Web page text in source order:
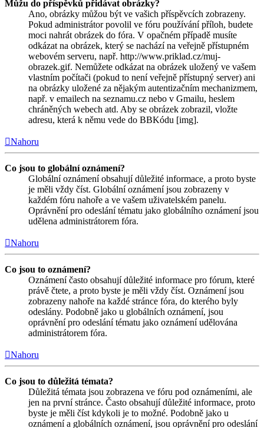
Můžu do příspěvků přidávat obrázky?
Ano, obrázky můžou být ve vašich příspěvcích zobrazeny.
Pokud administrátor povolil ve fóru používání příloh, budete
moci nahrát obrázek do fóra. V opačném případě musíte
odkázat na obrázek, který se nachází na veřejně přístupném
webovém serveru, např. http://www.priklad.cz/muj-
obrazek.gif. Nemůžete odkázat na obrázek uložený ve vašem
vlastním počítači (pokud to není veřejně přístupný server) ani
na obrázky uložené za nějakým autentizačním mechanizmem,
např. v emailech na seznamu.cz nebo v Gmailu, heslem
chráněných webech atd. Aby se obrázek zobrazil, vložte
adresu, která k němu vede do BBKódu [img].
Nahoru
Co jsou to globální oznámení?
Globální oznámení obsahují důležité informace, a proto byste
je měli vždy číst. Globální oznámení jsou zobrazeny v
každém fóru nahoře a ve vašem uživatelském panelu.
Oprávnění pro odeslání tématu jako globálního oznámení jsou
udělena administrátorem fóra.
Nahoru
Co jsou to oznámení?
Oznámení často obsahují důležité informace pro fórum, které
právě čtete, a proto byste je měli vždy číst. Oznámení jsou
zobrazeny nahoře na každé stránce fóra, do kterého byly
odeslány. Podobně jako u globálních oznámení, jsou
oprávnění pro odeslání tématu jako oznámení udělována
administrátorem fóra.
Nahoru
Co jsou to důležitá témata?
Důležitá témata jsou zobrazena ve fóru pod oznámeními, ale
jen na první stránce. Často obsahují důležité informace, proto
byste je měli číst kdykoli je to možné. Podobně jako u
oznámení a globálních oznámení, jsou oprávnění pro odeslání